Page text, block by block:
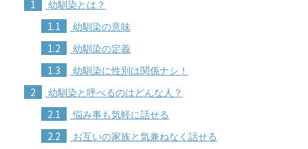
1 幼馴染とは？
1.1 幼馴染の意味
1.2 幼馴染の定義
1.3 幼馴染に性別は関係ナシ！
2 幼馴染と呼べるのはどんな人？
2.1 悩み事も気軽に話せる
2.2 お互いの家族と気兼ねなく話せる